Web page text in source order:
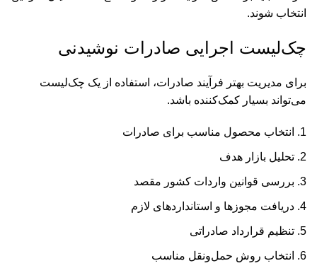
انتخاب شوند.
چک‌لیست اجرایی صادرات نوشیدنی
برای مدیریت بهتر فرآیند صادرات، استفاده از یک چک‌لیست
می‌تواند بسیار کمک‌کننده باشد.
انتخاب محصول مناسب برای صادرات
تحلیل بازار هدف
بررسی قوانین واردات کشور مقصد
دریافت مجوزها و استانداردهای لازم
تنظیم قرارداد صادراتی
انتخاب روش حمل‌ونقل مناسب